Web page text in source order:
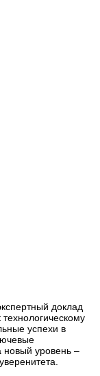
доклад
успехи в
новый уровень –